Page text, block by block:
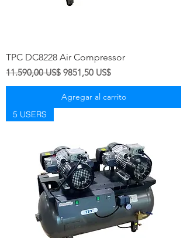
TPC DC8228 Air Compressor
Precio
11.590,00 US$ Precio de oferta
9851,50 US$
Agregar al carrito
5 USERS